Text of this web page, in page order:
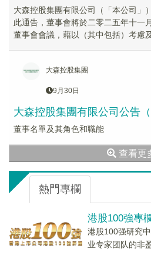
大森控股集團有限公司（「本公司」
此通告，董事會將於二零二五年十一
董事會會議，藉以（其中包括）考慮
大森控股集團
9月30日
大森控股集團有限公司公告
董事名單及其角色和職能
查看更
熱門專欄
港股100強專
港股100强研究
业专家团队的非